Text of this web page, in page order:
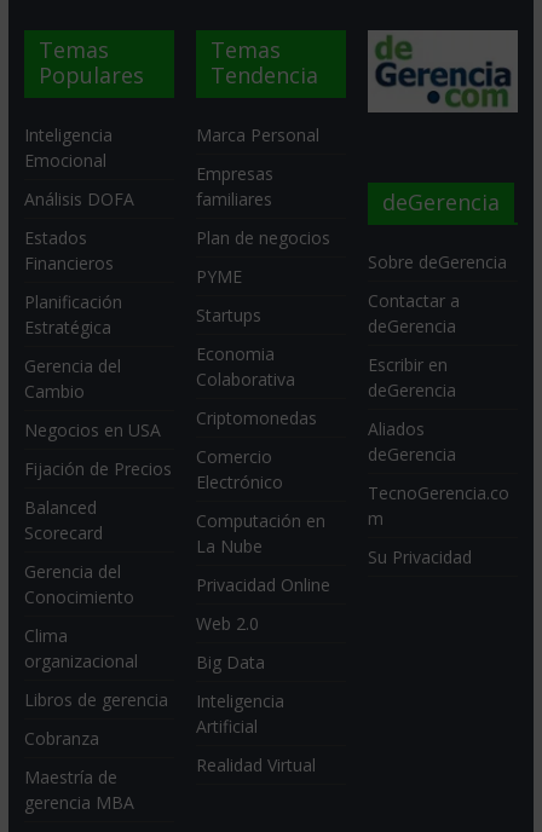
Temas
Populares
Inteligencia
Emocional
Análisis DOFA
Estados
Financieros
Planificación
Estratégica
Gerencia del
Cambio
Negocios en USA
Fijación de Precios
Balanced
Scorecard
Gerencia del
Conocimiento
Clima
organizacional
Libros de gerencia
Cobranza
Maestría de
gerencia MBA
Temas
Tendencia
Marca Personal
Empresas
familiares
Plan de negocios
PYME
Startups
Economia
Colaborativa
Criptomonedas
Comercio
Electrónico
Computación en
La Nube
Privacidad Online
Web 2.0
Big Data
Inteligencia
Artificial
Realidad Virtual
deGerencia
Sobre deGerencia
Contactar a
deGerencia
Escribir en
deGerencia
Aliados
deGerencia
TecnoGerencia.co
m
Su Privacidad